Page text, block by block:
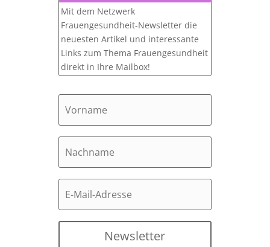
Mit dem Netzwerk
Frauengesundheit-Newsletter die
neuesten Artikel und interessante
Links zum Thema Frauengesundheit
direkt in Ihre Mailbox!
Newsletter